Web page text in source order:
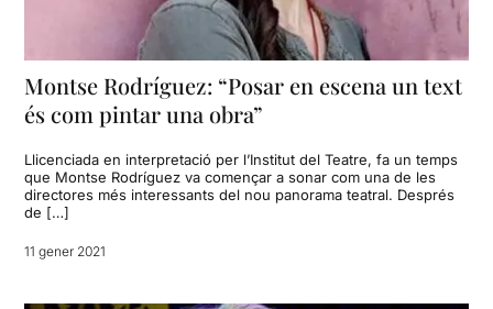
Montse Rodríguez: “Posar en escena un text
és com pintar una obra”
Llicenciada en interpretació per l’Institut del Teatre, fa un temps
que Montse Rodríguez va començar a sonar com una de les
directores més interessants del nou panorama teatral. Després
de […]
11 gener 2021